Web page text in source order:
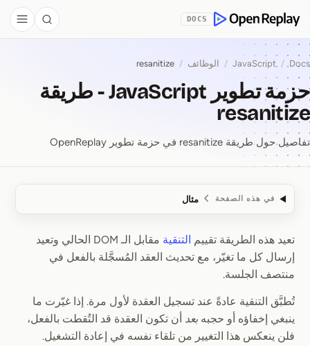
OpenReplay
DOCS
Search
Docs
/
JavaScript
/ الوظائف /
resanitize
حزمة تطوير JavaScript - طريقة
resanitize
تفاصيل حول طريقة resanitize في حزمة تطوير OpenReplay
في هذه الصفحة مثال
حزمة تطوير JavaScript ⁠-⁠ طريقة resanitize
تعيد هذه الطريقة تقييم التنقية
مقابل الـ DOM الحالي وتعيد
إرسال كل ما تغيّر، مع تحديث العقد المُسجَّلة بالفعل في
منتصف الجلسة.
تُطبَّق التنقية عادةً عند تسجيل العقدة لأول مرة. إذا غيّرت ما
ينبغي إخفاؤه أو حجبه بعد أن تكون العقدة قد التُقطت بالفعل،
فلن ينعكس هذا التغيير من تلقاء نفسه في إعادة التشغيل.